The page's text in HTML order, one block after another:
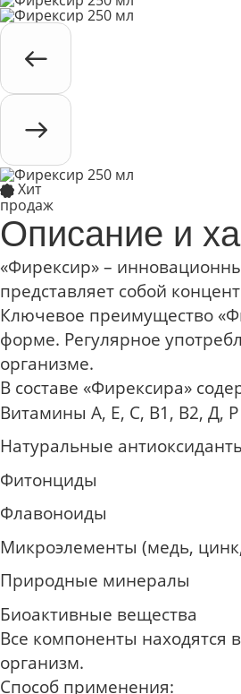
Хит
продаж
Описание и
«Фирексир» –
представляет собой
Ключевое преимущество
форме. Регулярное
организме.
В составе «Фирексира»
Витамины А, Е, С, В1, В2, Д, Р
Натуральные
Фитонциды
Флавоноиды
Микроэлементы (медь,
Природные минералы
Биоактивные вещества
Все компоненты находятся
организм.
Способ применения: